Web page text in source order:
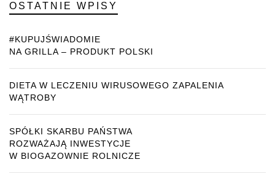
OSTATNIE WPISY
#KUPUJŚWIADOMIE
NA GRILLA – PRODUKT POLSKI
DIETA W LECZENIU WIRUSOWEGO ZAPALENIA
WĄTROBY
SPÓŁKI SKARBU PAŃSTWA
ROZWAŻAJĄ INWESTYCJE
W BIOGAZOWNIE ROLNICZE